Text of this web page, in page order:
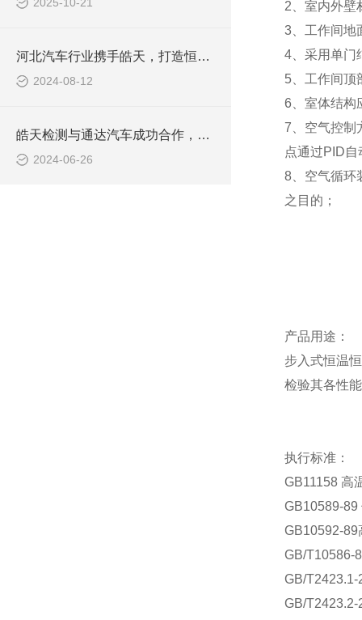
河北汽车行业携手皓天，打造恒温恒湿实验室
2024-08-12
皓天检测与通达汽车成功合作，大型冷热温控试验箱助力汽车零部件质量提升
2024-06-26
2 、室内外壁
3、工作间地
4、 采用单门
5、 工作间顶
6 、室体结
7 、空气控
点通过PID自
8、空气循环
之目的；
产品用途：
步入式恒温
检验其各性
执行标准：
GB11158 高
GB10589-89
GB10592-89
GB/T10586-
GB/T2423.1-
GB/T2423.2-